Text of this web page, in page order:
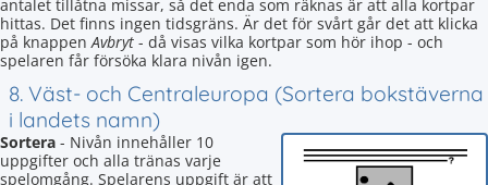
antalet tillåtna missar, så det enda som räknas är att alla kortpar
hittas. Det finns ingen tidsgräns. Är det för svårt går det att klicka
på knappenAvbryt - då visas vilka kortpar som hör ihop - och
spelaren får försöka klara nivån igen.
8. Väst- och Centraleuropa (Sortera bokstäverna
i landets namn)
Sortera - Nivån innehåller 10
uppgifter och alla tränas varje
spelomgång. Spelarens uppgift är att